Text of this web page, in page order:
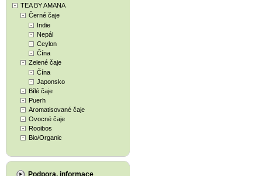
TEA BY AMANA
Černé čaje
Indie
Nepál
Ceylon
Čína
Zelené čaje
Čína
Japonsko
Bílé čaje
Puerh
Aromatisované čaje
Ovocné čaje
Rooibos
Bio/Organic
Podpora, informace